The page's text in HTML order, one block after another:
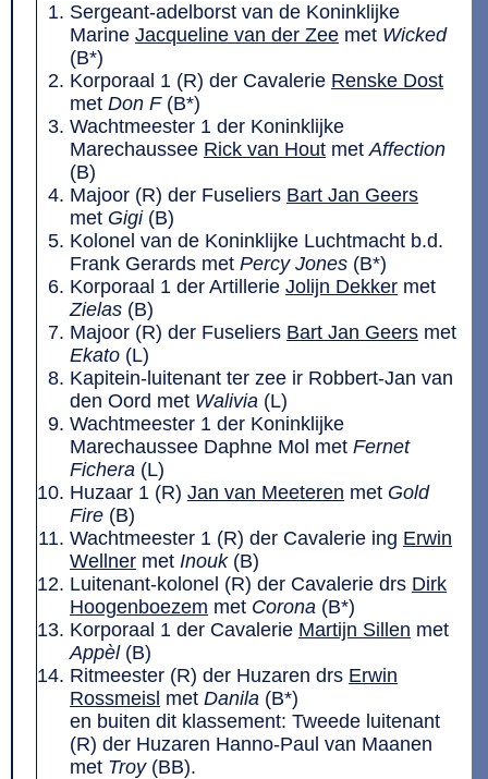
Sergeant-adelborst van de Koninklijke
Marine Jacqueline van der Zee met Wicked
(B*)
Korporaal 1 (R) der Cavalerie Renske Dost
met Don F (B*)
Wachtmeester 1 der Koninklijke
Marechaussee Rick van Hout metAffection
(B)
Majoor (R) der Fuseliers Bart Jan Geers
met Gigi (B)
Kolonel van de Koninklijke Luchtmacht b.d.
Frank Gerards met Percy Jones (B*)
Korporaal 1 der Artillerie Jolijn Dekker met
Zielas (B)
Majoor (R) der Fuseliers Bart Jan Geers met
Ekato (L)
Kapitein-luitenant ter zee ir Robbert-Jan van
den Oord met Walivia (L)
Wachtmeester 1 der Koninklijke
Marechaussee Daphne Mol met Fernet
Fichera (L)
Huzaar 1 (R) Jan van Meeteren met Gold
Fire (B)
Wachtmeester 1 (R) der Cavalerie ing Erwin
Wellner met Inouk (B)
Luitenant-kolonel (R) der Cavalerie drs Dirk
Hoogenboezem met Corona (B*)
Korporaal 1 der Cavalerie Martijn Sillen met
Appèl (B)
Ritmeester (R) der Huzaren drs Erwin
Rossmeisl met Danila (B*)
en buiten dit klassement: Tweede luitenant
(R) der Huzaren Hanno-Paul van Maanen
met Troy (BB).